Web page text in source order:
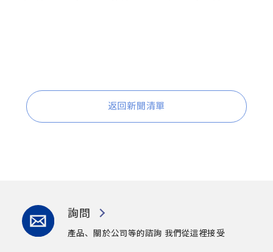
返回新聞清單
詢問
產品、關於公司等的諮詢 我們從這裡接受